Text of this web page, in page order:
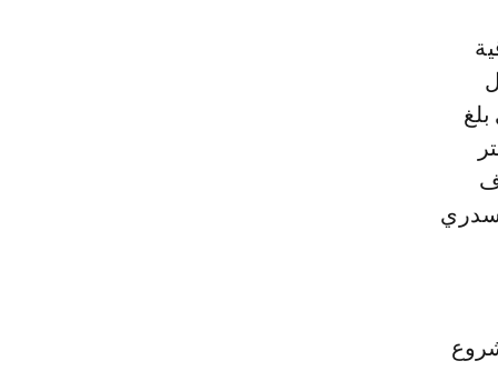
لتخزين المياه بواقع 14000متر
للمشروع